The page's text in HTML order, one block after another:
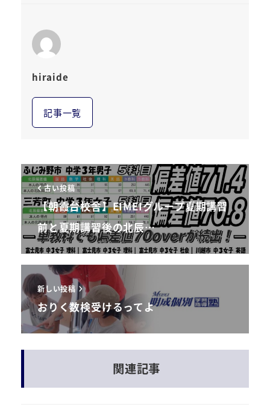
hiraide
記事一覧
古い投稿
【朝霞台校舎】EIMEIグループ夏期講習
前と夏期講習後の北辰…
新しい投稿
おりく数検受けるってよ
関連記事